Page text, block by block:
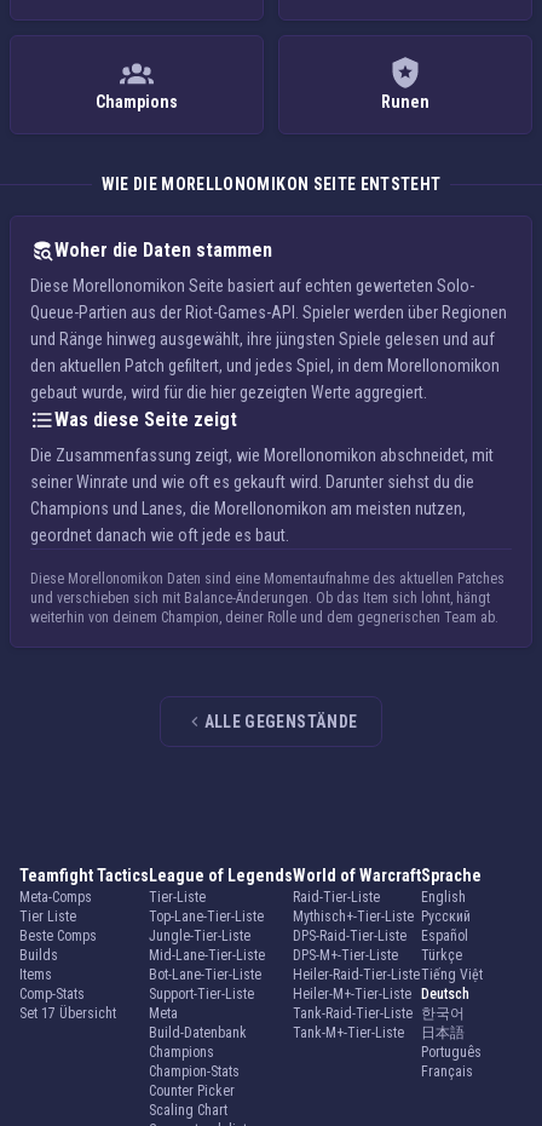
Champions Runen
WIE DIE MORELLONOMIKON SEITE ENTSTEHT
Woher die Daten stammen
Diese Morellonomikon Seite basiert auf echten gewerteten Solo-
Queue-Partien aus der Riot-Games-API. Spieler werden über Regionen
und Ränge hinweg ausgewählt, ihre jüngsten Spiele gelesen und auf
den aktuellen Patch gefiltert, und jedes Spiel, in dem Morellonomikon
gebaut wurde, wird für die hier gezeigten Werte aggregiert.
Was diese Seite zeigt
Die Zusammenfassung zeigt, wie Morellonomikon abschneidet, mit
seiner Winrate und wie oft es gekauft wird. Darunter siehst du die
Champions und Lanes, die Morellonomikon am meisten nutzen,
geordnet danach wie oft jede es baut.
Diese Morellonomikon Daten sind eine Momentaufnahme des aktuellen Patches
und verschieben sich mit Balance-Änderungen. Ob das Item sich lohnt, hängt
weiterhin von deinem Champion, deiner Rolle und dem gegnerischen Team ab.
ALLE GEGENSTÄNDE
Teamfight Tactics
Meta-Comps
Tier Liste
Beste Comps
Builds
Items
Comp-Stats
Set 17 Übersicht
League of Legends
Tier-Liste
Top-Lane-Tier-Liste
Jungle-Tier-Liste
Mid-Lane-Tier-Liste
Bot-Lane-Tier-Liste
Support-Tier-Liste
Meta
Build-Datenbank
Champions
Champion-Stats
Counter Picker
Scaling Chart
World of Warcraft
Raid-Tier-Liste
Mythisch+-Tier-Liste
DPS-Raid-Tier-Liste
DPS-M+-Tier-Liste
Heiler-Raid-Tier-Liste
Heiler-M+-Tier-Liste
Tank-Raid-Tier-Liste
Tank-M+-Tier-Liste
Sprache
English
Русский
Español
Türkçe
Tiếng Việt
Deutsch
한국어
日本語
Português
Français